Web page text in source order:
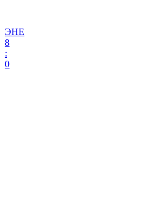
ЭНЕ
8
:
0